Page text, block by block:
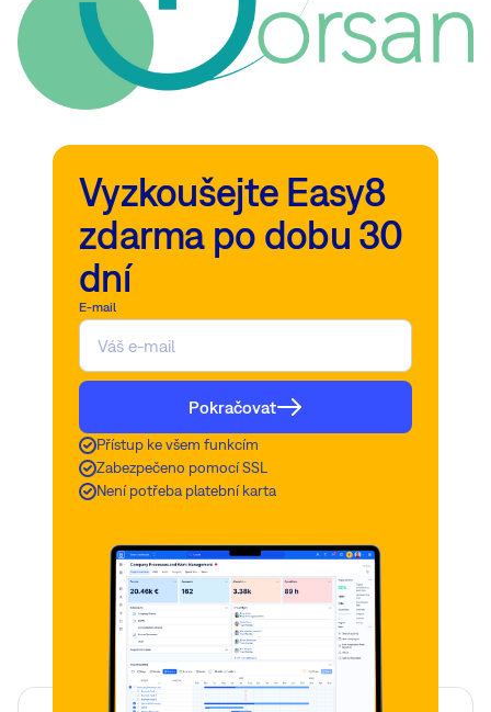
Vyzkoušejte Easy8
zdarma po dobu 30
dní
E-mail
Pokračovat
Přístup ke všem funkcím
Zabezpečeno pomocí SSL
Není potřeba platební karta